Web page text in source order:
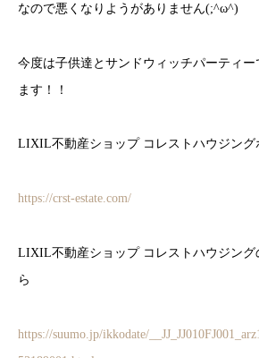
なので悪くなりようがありません(;^ω^)
今度は子供達とサンドウィッチパーティ
ます！！
LIXIL不動産ショップ コレストハウジング
https://crst-estate.com/
LIXIL不動産ショップ コレストハウジング
ら
https://suumo.jp/ikkodate/